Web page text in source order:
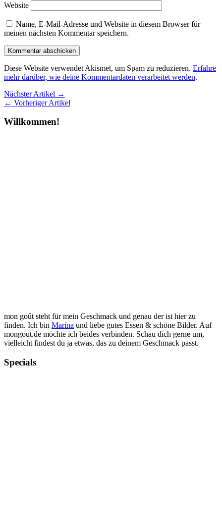
Website
Name, E-Mail-Adresse und Website in diesem Browser für
meinen nächsten Kommentar speichern.
Diese Website verwendet Akismet, um Spam zu reduzieren. Erfahre
mehr darüber, wie deine Kommentardaten verarbeitet werden.
Nächster Artikel →
← Vorheriger Artikel
Willkommen!
mon goût steht für mein Geschmack und genau der ist hier zu
finden. Ich bin Marina und liebe gutes Essen & schöne Bilder. Auf
mongout.de möchte ich beides verbinden. Schau dich gerne um,
vielleicht findest du ja etwas, das zu deinem Geschmack passt.
Specials